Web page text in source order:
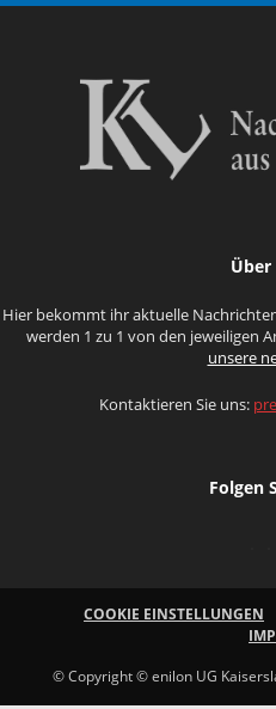
Über
Hier bekommt ihr aktuelle
werden 1 zu 1 von den jeweiligen
unsere
Kontaktieren Sie uns:
Folgen
COOKIE EINSTELLUNGEN
© Copyright © enilon UG